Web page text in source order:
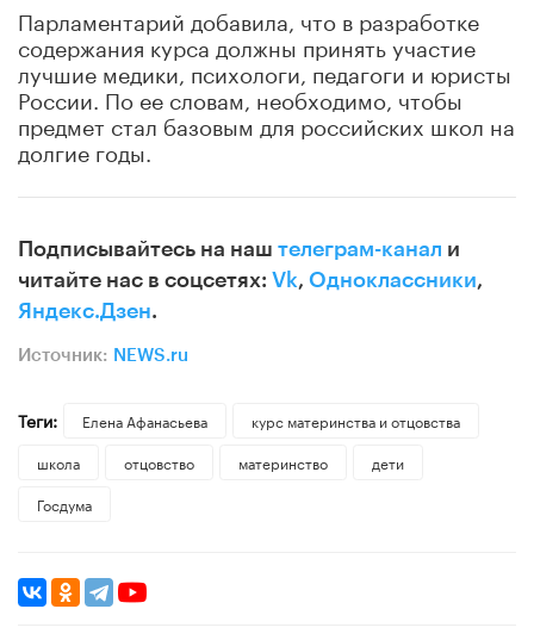
Парламентарий добавила, что в разработке
содержания курса должны принять участие
лучшие медики, психологи, педагоги и юристы
России. По ее словам, необходимо, чтобы
предмет стал базовым для российских школ на
долгие годы.
Подписывайтесь на наш телеграм-канал и
читайте нас в соцсетях: Vk, Одноклассники,
Яндекс.Дзен.
Источник: NEWS.ru
Теги: Елена Афанасьева
курс материнства и отцовства
школа
отцовство материнство
дети
Госдума